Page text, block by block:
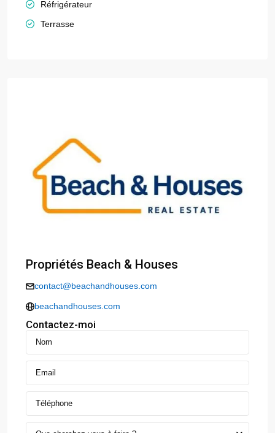
Réfrigérateur
Terrasse
Propriétés Beach & Houses
contact@beachandhouses.com
beachandhouses.com
Contactez-moi